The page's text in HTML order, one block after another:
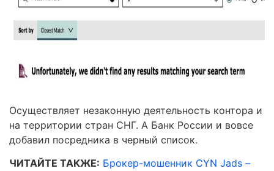
Осуществляет незаконную деятельность контора и
на территории стран СНГ. А Банк России и вовсе
добавил посредника в черный список.
ЧИТАЙТЕ ТАКЖЕ: Брокер-мошенник CYN Jads –